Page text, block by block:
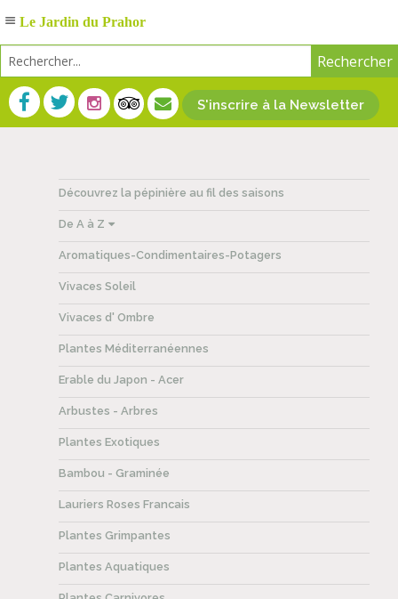
S'inscrire à la Newsletter
Découvrez la pépinière au fil des saisons
De A à Z
Aromatiques-Condimentaires-Potagers
Vivaces Soleil
Vivaces d' Ombre
Plantes Méditerranéennes
Erable du Japon - Acer
Arbustes - Arbres
Plantes Exotiques
Bambou - Graminée
Lauriers Roses Francais
Plantes Grimpantes
Plantes Aquatiques
Le Jardin du Prahor